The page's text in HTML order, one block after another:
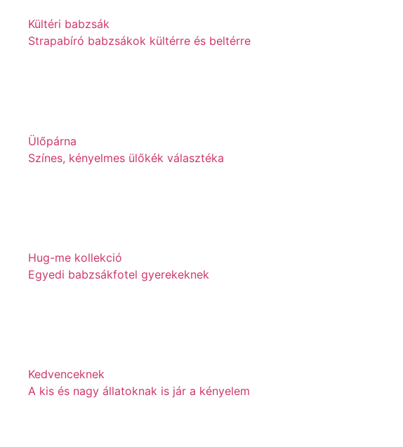
Kültéri babzsák
Strapabíró babzsákok kültérre és beltérre
Ülőpárna
Színes, kényelmes ülőkék választéka
Hug-me kollekció
Egyedi babzsákfotel gyerekeknek
Kedvenceknek
A kis és nagy állatoknak is jár a kényelem